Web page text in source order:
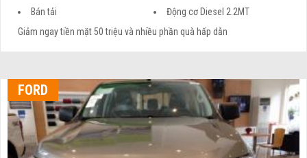
Bán tải
Động cơ Diesel 2.2MT
Giảm ngay tiền mặt 50 triệu và nhiều phần quà hấp dẫn
FORD